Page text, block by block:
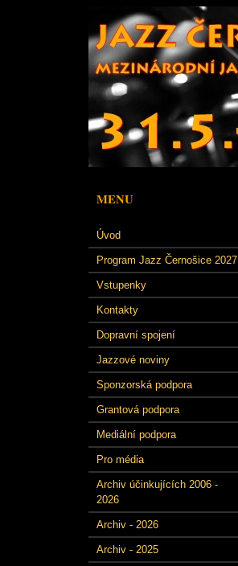
MENU
Úvod
Program Jazz Černošice 2027
Vstupenky
Kontakty
Dopravní spojení
Jazzové noviny
Sponzorská podpora
Grantová podpora
Mediální podpora
Pro média
Archiv účinkujících 2006 -
2026
Archiv - 2026
Archiv - 2025